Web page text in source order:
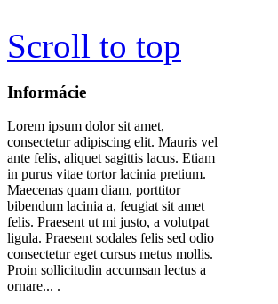
Scroll to top
Informácie
Lorem ipsum dolor sit amet,
consectetur adipiscing elit. Mauris vel
ante felis, aliquet sagittis lacus. Etiam
in purus vitae tortor lacinia pretium.
Maecenas quam diam, porttitor
bibendum lacinia a, feugiat sit amet
felis. Praesent ut mi justo, a volutpat
ligula. Praesent sodales felis sed odio
consectetur eget cursus metus mollis.
Proin sollicitudin accumsan lectus a
ornare... .